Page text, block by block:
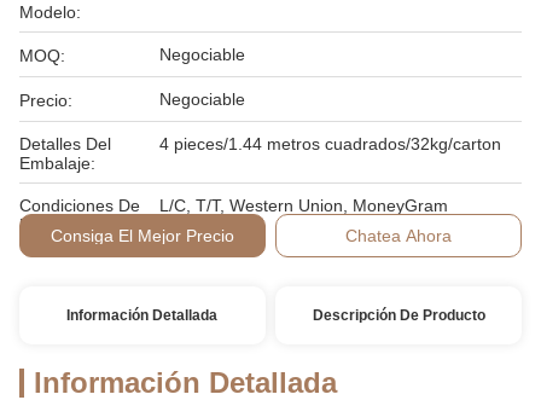
Modelo:
MOQ: Negociable
Precio: Negociable
Detalles Del
Embalaje:
4 pieces/1.44 metros cuadrados/32kg/carton
Condiciones De
Pago:
L/C, T/T, Western Union, MoneyGram
Consiga El Mejor Precio
Chatea Ahora
Información Detallada Descripción De Producto
Información Detallada